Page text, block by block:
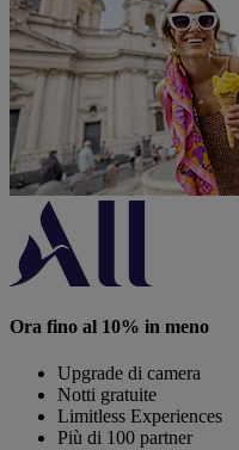
Ora fino al 10% in meno
Upgrade di camera
Notti gratuite
Limitless Experiences
Più di 100 partner